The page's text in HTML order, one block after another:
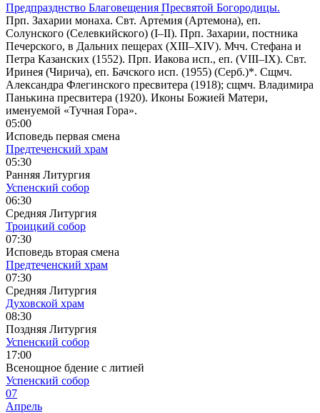
Предпразднство Благовещения Пресвятой Богородицы.
Прп. Захарии монаха. Свт. Арте́мия (Артемона), еп.
Солунского (Селевкийского) (I–II). Прп. Захарии, постника
Печерского, в Дальних пещерах (XIII–XIV). Мчч. Стефана и
Петра Казанских (1552). Прп. Иакова исп., еп. (VIII–IX). Свт.
Иринея (Чирича), еп. Бачского исп. (1955) (Серб.)*. Сщмч.
Александра Флегинского пресвитера (1918); сщмч. Владимира
Панькина пресвитера (1920). Иконы Божией Матери,
именуемой «Тучная Гора».
05:00
Исповедь первая смена
Предтеченский храм
05:30
Ранняя Литургия
Успенский собор
06:30
Средняя Литургия
Троицкий собор
07:30
Исповедь вторая смена
Предтеченский храм
07:30
Средняя Литургия
Духовской храм
08:30
Поздняя Литургия
Успенский собор
17:00
Всенощное бдение с литией
Успенский собор
07
Апрель